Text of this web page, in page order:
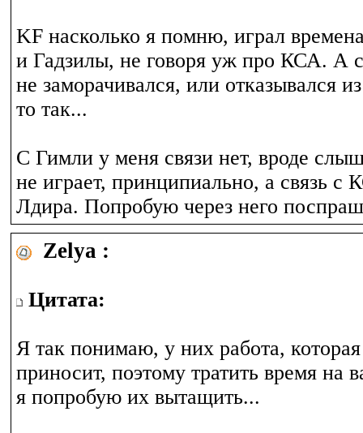
KF насколько я помню, играл
и Гадзилы, не говоря уж про КСА. А
не заморачивался, или отказывался
то так...
С Гимли у меня связи нет, вроде
не играет, принципиально, а связь с
Лдира. Попробую через него
Zelya :
Цитата:
Я так понимаю, у них работа,
приносит, поэтому тратить время на
я попробую их вытащить...